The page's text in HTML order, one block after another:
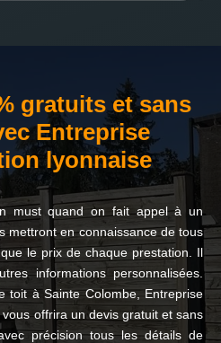
gratuits et sans
Entreprise
lyonnaise
must quand on fait appel à un
mettront en connaissance de tous
le prix de chaque prestation. Il
informations personnalisées.
toit à Sainte Colombe, Entreprise
offrira un devis gratuit et sans
précision tous les détails de